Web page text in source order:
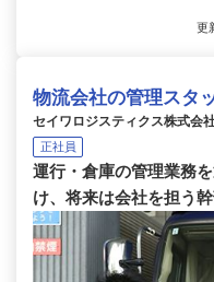
更
物流会社の管理スタ
セイワロジスティクス株式会
正社員
運行・倉庫の管理業務
け、将来は会社を担う幹